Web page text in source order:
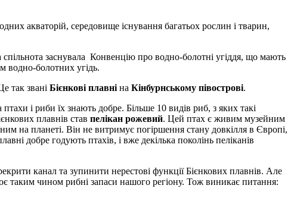
акваторій, середовище існування багатьох рослин і тварин,
заснувала Конвенцію про водно-болотні угіддя, що мають
водно-болотних угідь.
так звані Бієнкові плавні на Кінбурнському півострові.
і риби їх знають добре. Більше 10 видів риб, з яких такі
плавнів став пелікан рожевий. Цей птах є живим музейним
на планеті. Він не витримує погіршення стану довкілля в Європі,
добре годують птахів, і вже декілька поколінь пеліканів
канал та зупинити нерестові функції Бієнкових плавнів. Але
таким чином рибні запаси нашого регіону. Тож виникає питання: